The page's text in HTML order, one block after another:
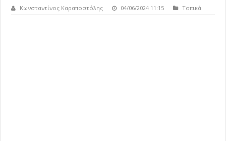
Κωνσταντίνος Καραποστόλης 04/06/2024 11:15 Τοπικά